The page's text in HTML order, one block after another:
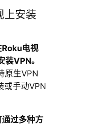
上安装
电视
装VPN。
原生VPN
或手动VPN
过多种方